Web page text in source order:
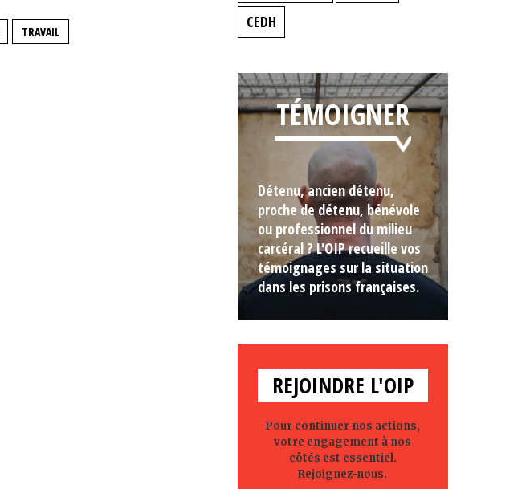
TRAVAIL
CEDH
TÉMOIGNER
Détenu, ancien détenu,
proche de détenu, bénévole
ou professionnel du milieu
carcéral ? L'OIP recueille vos
témoignages sur la situation
dans les prisons françaises.
REJOINDRE L'OIP
Pour continuer nos actions,
votre engagement à nos
côtés est essentiel.
Rejoignez-nous.